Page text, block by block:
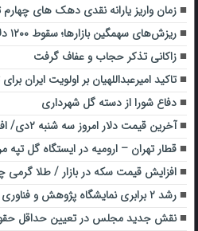
زمان واریز یارانه نقدی دهک های چهارم
ریزش‌های سهمگین بازارها؛ سقوط ۱۲۰۰ دلاری طلا
زاکانی تذکر حجاب و عفاف گرفت
تاکید امیرعبداللهیان بر اولویت ایران
دفاع شورا از دسته گل شهرداری
آخرین قیمت دلار امروز سه شنبه ۲دی/ افزایش قیمت + جدول و جزئیات
قطار تهران – ارومیه در ایستگاه گل
افزایش قیمت سکه در بازار / طلا گرمی
رشد ۲ برابری نمایشگاه پژوهش و فناوری ‌
نقش جدید مجلس در تعیین حداقل حقوق